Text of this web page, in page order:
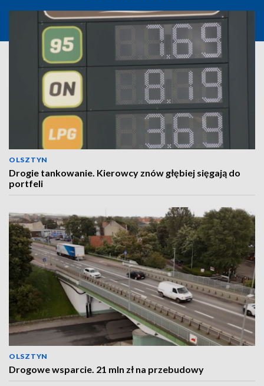
OLSZTYN
Drogie tankowanie. Kierowcy znów głębiej sięgają do
portfeli
OLSZTYN
Drogowe wsparcie. 21 mln zł na przebudowy